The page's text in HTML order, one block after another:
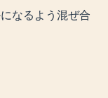
なるよう混ぜ合